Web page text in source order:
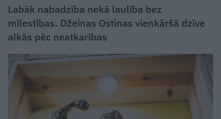
Labāk nabadzība nekā laulība bez
mīlestības. Džeinas Ostinas vienkāršā dzīve
alkās pēc neatkarības